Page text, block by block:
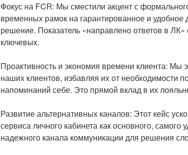
Фокус на FCR: Мы сместили акцент с
временных рамок на гарантированное и удобное
решение. Показатель «направлено ответов в ЛК»
ключевых.
Проактивность и экономия времени клиента: Мы
наших клиентов, избавляя их от необходимости
напоминаний себе. Это прямой вклад в их
Развитие альтернативных каналов: Этот кейс
сервиса личного кабинета как основного, самого
надежного канала коммуникации для решения